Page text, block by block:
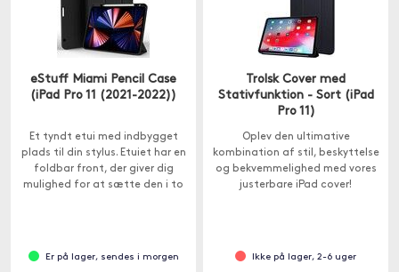
eStuff Miami Pencil Case
(iPad Pro 11 (2021-2022))
Et tyndt etui med indbygget
plads til din stylus. Etuiet har en
foldbar front, der giver dig
mulighed for at sætte den i to
Er på lager, sendes i morgen
Trolsk Cover med
Stativfunktion - Sort (iPad
Pro 11)
Oplev den ultimative
kombination af stil, beskyttelse
og bekvemmelighed med vores
justerbare iPad cover!
Ikke på lager, 2-6 uger